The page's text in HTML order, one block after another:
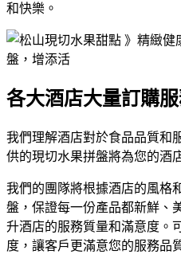
和快樂。
各大酒店大量訂購
我們理解酒店對於食品品質和
供的現切水果拼盤將為您的酒
我們的團隊將根據酒店的風格
盤，保證每一份產品都新鮮、
升酒店的服務質量和滿意度。
度，讓客戶更滿意您的服務品